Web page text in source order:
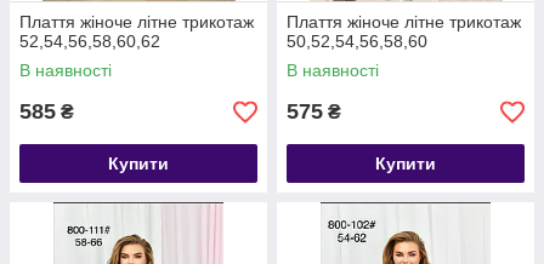
Плаття жіноче літне трикотаж
52,54,56,58,60,62
В наявності
585 ₴
Купити
Плаття жіноче літне трикотаж
50,52,54,56,58,60
В наявності
575 ₴
Купити